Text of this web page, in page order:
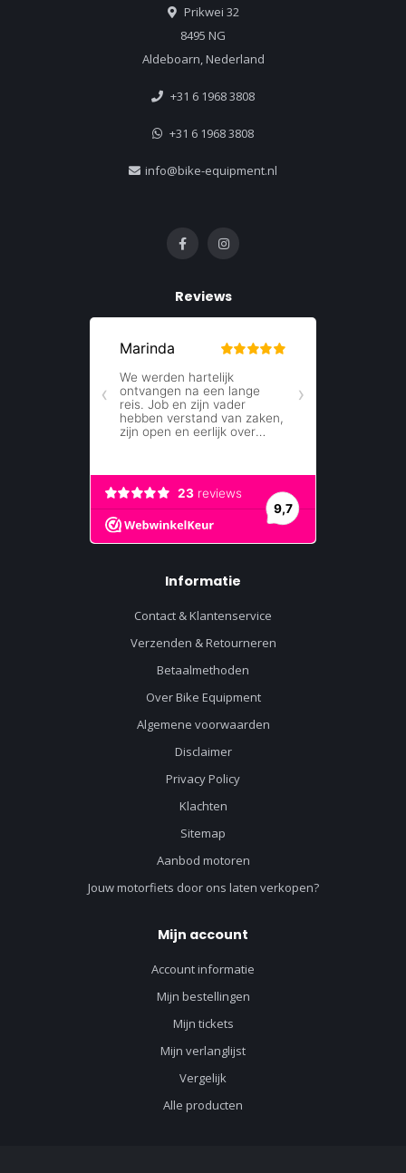
Prikwei 32
8495 NG
Aldeboarn, Nederland
+31 6 1968 3808
+31 6 1968 3808
info@bike-equipment.nl
Reviews
Informatie
Contact & Klantenservice
Verzenden & Retourneren
Betaalmethoden
Over Bike Equipment
Algemene voorwaarden
Disclaimer
Privacy Policy
Klachten
Sitemap
Aanbod motoren
Jouw motorfiets door ons laten verkopen?
Mijn account
Account informatie
Mijn bestellingen
Mijn tickets
Mijn verlanglijst
Vergelijk
Alle producten